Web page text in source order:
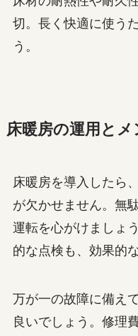
切。長く快適に使う
う。
床暖房の運用と
床暖房を導入したら
が欠かせません。無
運転を心がけましょ
的な点検も、効果的
万が一の故障に備え
良いでしょう。修理